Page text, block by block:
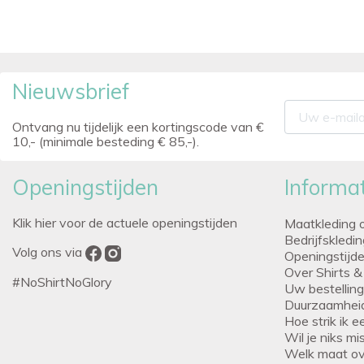
Nieuwsbrief
Ontvang nu tijdelijk een kortingscode van €
10,- (minimale besteding € 85,-).
Openingstijden
Klik hier voor de actuele openingstijden
Volg ons via
#NoShirtNoGlory
Maatkleding
Over Shirts &
Uw
Hoe strik ik
Wil je niks
Welk maat